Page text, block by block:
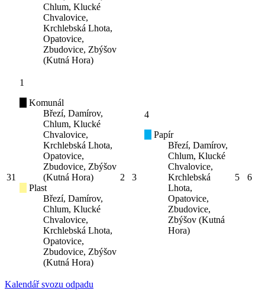
Chlum, Klucké
Chvalovice,
Krchlebská Lhota,
Opatovice,
Zbudovice, Zbýšov
(Kutná Hora)
31
1
Komunál
Březí, Damírov,
Chlum, Klucké
Chvalovice,
Krchlebská Lhota,
Opatovice,
Zbudovice, Zbýšov
(Kutná Hora)
Plast
Březí, Damírov,
Chlum, Klucké
Chvalovice,
Krchlebská Lhota,
Opatovice,
Zbudovice, Zbýšov
(Kutná Hora)
2 3
4
Papír
Březí, Damírov,
Chlum, Klucké
Chvalovice,
Krchlebská
Lhota,
Opatovice,
Zbudovice,
Zbýšov (Kutná
Hora)
5 6
Kalendář svozu odpadu